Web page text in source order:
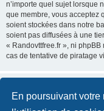
En poursuivant
n’importe quel sujet lorsque
que membre, vous acceptez
soient stockées dans notre
soient pas diffusées à une
« Randovttfree.fr », ni
cas de tentative de piratage